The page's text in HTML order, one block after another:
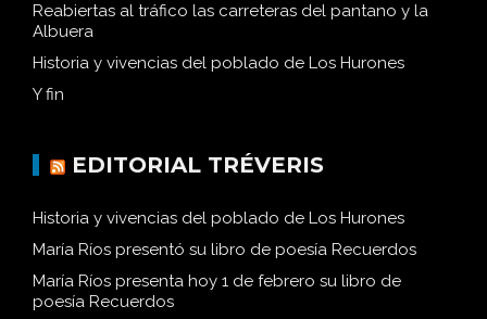
Reabiertas al tráfico las carreteras del pantano y la
Albuera
Historia y vivencias del poblado de Los Hurones
Y fin
EDITORIAL TRÉVERIS
Historia y vivencias del poblado de Los Hurones
María Ríos presentó su libro de poesía Recuerdos
María Ríos presenta hoy 1 de febrero su libro de
poesía Recuerdos